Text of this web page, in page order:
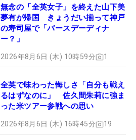
無念の「全英女子」を終えた山下美
夢有が帰国 きょうだい揃って神戸
の寿司屋で「バースデーディナ
ー？」
2026年8月6日 (木) 10時59分 1
全英で味わった悔しさ「自分も戦え
るはずなのに」 佐久間朱莉に強ま
った米ツアー参戦への思い
2026年8月6日 (木) 16時45分 19